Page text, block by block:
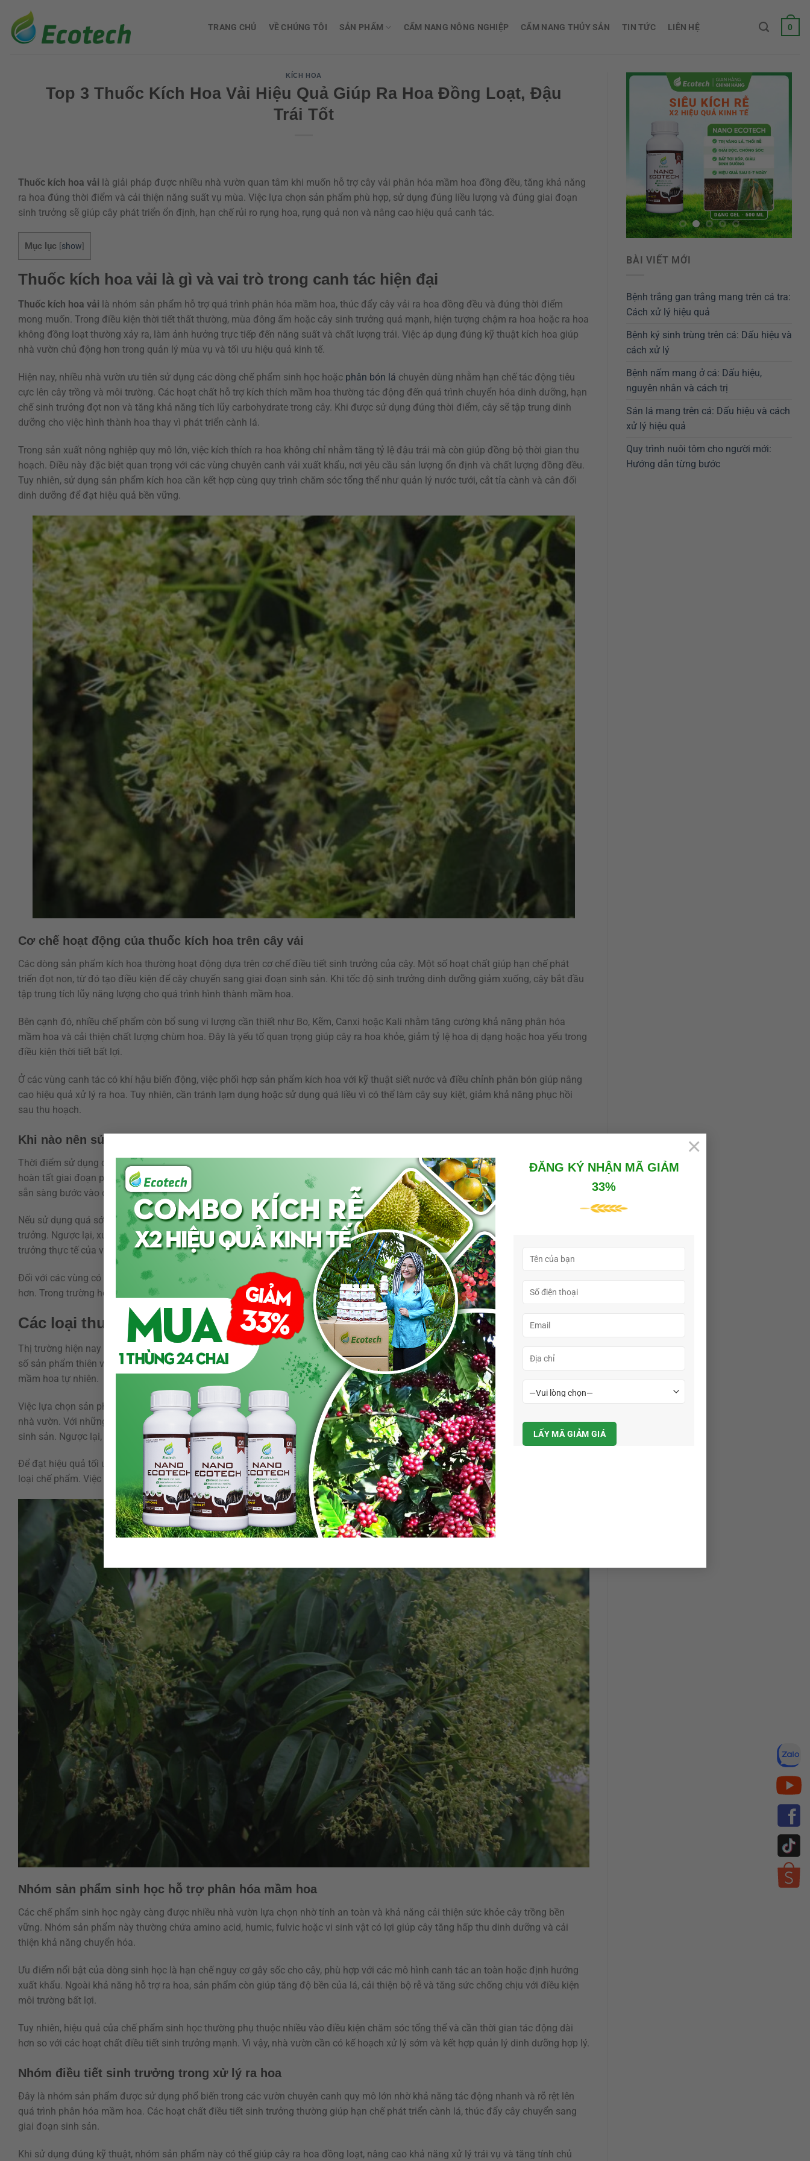
ĐĂNG KÝ NHẬN MÃ GIẢM
33%
×
qua
nội
TRANG CHỦ VỀ CHÚNG TÔI SẢN PHẨM CẨM NANG NÔNG NGHIỆP CẨM NANG THỦY SẢN TIN TỨC LIÊN HỆ 0
KÍCH HOA
Top 3 Thuốc Kích Hoa Vải Hiệu Quả Giúp Ra Hoa Đồng Loạt, Đậu
Trái Tốt
Thuốc kích hoa vải là giải pháp được nhiều nhà vườn quan tâm khi muốn hỗ trợ cây vải phân hóa mầm hoa đồng đều, tăng khả năng
ra hoa đúng thời điểm và cải thiện năng suất vụ mùa. Việc lựa chọn sản phẩm phù hợp, sử dụng đúng liều lượng và đúng giai đoạn
sinh trưởng sẽ giúp cây phát triển ổn định, hạn chế rủi ro rụng hoa, rụng quả non và nâng cao hiệu quả canh tác.
Mục lục [show]
Thuốc kích hoa vải là gì và vai trò trong canh tác hiện đại
Thuốc kích hoa vải là nhóm sản phẩm hỗ trợ quá trình phân hóa mầm hoa, thúc đẩy cây vải ra hoa đồng đều và đúng thời điểm
mong muốn. Trong điều kiện thời tiết thất thường, mùa đông ấm hoặc cây sinh trưởng quá mạnh, hiện tượng chậm ra hoa hoặc ra hoa
không đồng loạt thường xảy ra, làm ảnh hưởng trực tiếp đến năng suất và chất lượng trái. Việc áp dụng đúng kỹ thuật kích hoa giúp
nhà vườn chủ động hơn trong quản lý mùa vụ và tối ưu hiệu quả kinh tế.
Hiện nay, nhiều nhà vườn ưu tiên sử dụng các dòng chế phẩm sinh học hoặc phân bón lá chuyên dùng nhằm hạn chế tác động tiêu
cực lên cây trồng và môi trường. Các hoạt chất hỗ trợ kích thích mầm hoa thường tác động đến quá trình chuyển hóa dinh dưỡng, hạn
chế sinh trưởng đọt non và tăng khả năng tích lũy carbohydrate trong cây. Khi được sử dụng đúng thời điểm, cây sẽ tập trung dinh
dưỡng cho việc hình thành hoa thay vì phát triển cành lá.
Trong sản xuất nông nghiệp quy mô lớn, việc kích thích ra hoa không chỉ nhằm tăng tỷ lệ đậu trái mà còn giúp đồng bộ thời gian thu
hoạch. Điều này đặc biệt quan trọng với các vùng chuyên canh vải xuất khẩu, nơi yêu cầu sản lượng ổn định và chất lượng đồng đều.
Tuy nhiên, sử dụng sản phẩm kích hoa cần kết hợp cùng quy trình chăm sóc tổng thể như quản lý nước tưới, cắt tỉa cành và cân đối
dinh dưỡng để đạt hiệu quả bền vững.
Cơ chế hoạt động của thuốc kích hoa trên cây vải
Các dòng sản phẩm kích hoa thường hoạt động dựa trên cơ chế điều tiết sinh trưởng của cây. Một số hoạt chất giúp hạn chế phát
triển đọt non, từ đó tạo điều kiện để cây chuyển sang giai đoạn sinh sản. Khi tốc độ sinh trưởng dinh dưỡng giảm xuống, cây bắt đầu
tập trung tích lũy năng lượng cho quá trình hình thành mầm hoa.
Bên cạnh đó, nhiều chế phẩm còn bổ sung vi lượng cần thiết như Bo, Kẽm, Canxi hoặc Kali nhằm tăng cường khả năng phân hóa
mầm hoa và cải thiện chất lượng chùm hoa. Đây là yếu tố quan trọng giúp cây ra hoa khỏe, giảm tỷ lệ hoa dị dạng hoặc hoa yếu trong
điều kiện thời tiết bất lợi.
Ở các vùng canh tác có khí hậu biến động, việc phối hợp sản phẩm kích hoa với kỹ thuật siết nước và điều chỉnh phân bón giúp nâng
cao hiệu quả xử lý ra hoa. Tuy nhiên, cần tránh lạm dụng hoặc sử dụng quá liều vì có thể làm cây suy kiệt, giảm khả năng phục hồi
sau thu hoạch.
Khi nào nên sử dụng thuốc kích hoa cho cây vải
Thời điểm sử dụng có ảnh hưởng rất lớn đến hiệu quả xử lý ra hoa. Thông thường, nhà vườn sẽ tiến hành kích hoa sau khi cây đã
hoàn tất giai đoạn phục hồi sau thu hoạch và bộ lá đã chuyển sang trạng thái bánh tẻ. Đây là giai đoạn cây tích lũy đủ dinh dưỡng và
sẵn sàng bước vào quá trình phân hóa mầm hoa.
Nếu sử dụng quá sớm khi cây còn đang phát triển đọt non mạnh, hiệu quả kích hoa thường thấp và dễ làm cây mất cân đối sinh
trưởng. Ngược lại, xử lý quá muộn có thể khiến cây ra hoa không đồng đều hoặc chậm mùa vụ. Vì vậy, việc theo dõi tình trạng sinh
trưởng thực tế của vườn cây là yếu tố bắt buộc trước khi áp dụng bất kỳ biện pháp kích hoa nào.
Đối với các vùng có mùa đông lạnh yếu hoặc nhiệt độ biến động bất thường, nhu cầu sử dụng sản phẩm hỗ trợ kích hoa thường cao
hơn. Trong trường hợp này, nhà vườn cần kết hợp theo dõi thời tiết và tình trạng lá để điều chỉnh thời điểm xử lý phù hợp.
Các loại thuốc kích hoa vải phổ biến hiện nay
Thị trường hiện nay có nhiều dòng sản phẩm hỗ trợ kích thích ra hoa cho cây vải với thành phần và cơ chế tác động khác nhau. Một
số sản phẩm thiên về điều tiết sinh trưởng, trong khi nhiều dòng khác tập trung bổ sung dinh dưỡng giúp cây tăng khả năng phân hóa
mầm hoa tự nhiên.
Việc lựa chọn sản phẩm phù hợp phụ thuộc vào độ tuổi cây, điều kiện khí hậu, tình trạng sinh trưởng và mục tiêu sản xuất của từng
nhà vườn. Với những vườn cây sinh trưởng mạnh, cần ưu tiên các sản phẩm có khả năng hãm đọt và thúc đẩy quá trình chuyển hóa
sinh sản. Ngược lại, với cây suy yếu hoặc thiếu dinh dưỡng, nên ưu tiên nhóm bổ sung vi lượng và dưỡng chất cần thiết.
Để đạt hiệu quả tối ưu, người trồng cần đọc kỹ hướng dẫn sử dụng, tuân thủ liều lượng khuyến cáo và tránh pha trộn tùy tiện nhiều
loại chế phẩm. Việc lạm dụng sản phẩm không chỉ gây lãng phí mà còn làm ảnh hưởng đến khả năng sinh trưởng lâu dài của cây.
Nhóm sản phẩm sinh học hỗ trợ phân hóa mầm hoa
Các chế phẩm sinh học ngày càng được nhiều nhà vườn lựa chọn nhờ tính an toàn và khả năng cải thiện sức khỏe cây trồng bền
vững. Nhóm sản phẩm này thường chứa amino acid, humic, fulvic hoặc vi sinh vật có lợi giúp cây tăng hấp thu dinh dưỡng và cải
thiện khả năng chuyển hóa.
Ưu điểm nổi bật của dòng sinh học là hạn chế nguy cơ gây sốc cho cây, phù hợp với các mô hình canh tác an toàn hoặc định hướng
xuất khẩu. Ngoài khả năng hỗ trợ ra hoa, sản phẩm còn giúp tăng độ bền của lá, cải thiện bộ rễ và tăng sức chống chịu với điều kiện
môi trường bất lợi.
Tuy nhiên, hiệu quả của chế phẩm sinh học thường phụ thuộc nhiều vào điều kiện chăm sóc tổng thể và cần thời gian tác động dài
hơn so với các hoạt chất điều tiết sinh trưởng mạnh. Vì vậy, nhà vườn cần có kế hoạch xử lý sớm và kết hợp quản lý dinh dưỡng hợp lý.
Nhóm điều tiết sinh trưởng trong xử lý ra hoa
Đây là nhóm sản phẩm được sử dụng phổ biến trong các vườn chuyên canh quy mô lớn nhờ khả năng tác động nhanh và rõ rệt lên
quá trình phân hóa mầm hoa. Các hoạt chất điều tiết sinh trưởng thường giúp hạn chế phát triển cành lá, thúc đẩy cây chuyển sang
giai đoạn sinh sản.
Khi sử dụng đúng kỹ thuật, nhóm sản phẩm này có thể giúp cây ra hoa đồng loạt, nâng cao khả năng xử lý trái vụ và tăng tính chủ
BÀI VIẾT MỚI
Bệnh trắng gan trắng mang trên cá tra:
Cách xử lý hiệu quả
Bệnh ký sinh trùng trên cá: Dấu hiệu và
cách xử lý
Bệnh nấm mang ở cá: Dấu hiệu,
nguyên nhân và cách trị
Sán lá mang trên cá: Dấu hiệu và cách
xử lý hiệu quả
Quy trình nuôi tôm cho người mới:
Hướng dẫn từng bước